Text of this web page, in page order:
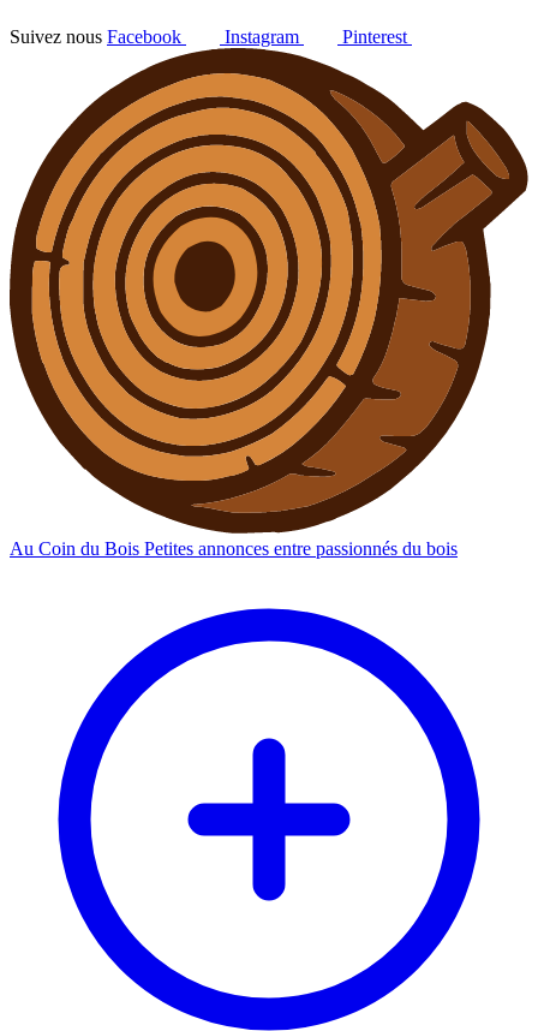
Suivez nous Facebook Instagram Pinterest
Au Coin du Bois Petites annonces entre passionnés du bois